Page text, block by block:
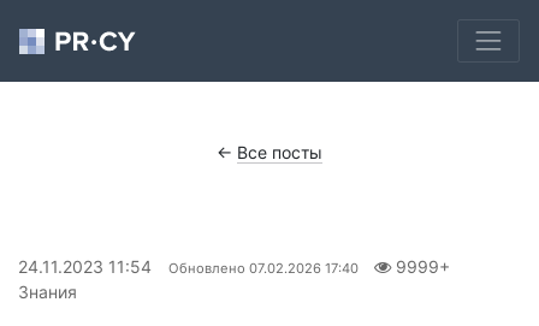
← Все посты
24.11.2023 11:54 Обновлено 07.02.2026 17:40
9999+
Знания